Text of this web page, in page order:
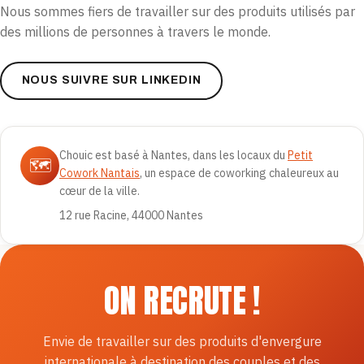
Nous sommes fiers de travailler sur des produits utilisés par
des millions de personnes à travers le monde.
NOUS SUIVRE SUR LINKEDIN
🗺️ Chouic est basé à Nantes, dans les locaux du Petit
Cowork Nantais, un espace de coworking chaleureux au
cœur de la ville.
12 rue Racine, 44000 Nantes
ON RECRUTE !
Envie de travailler sur des produits d'envergure